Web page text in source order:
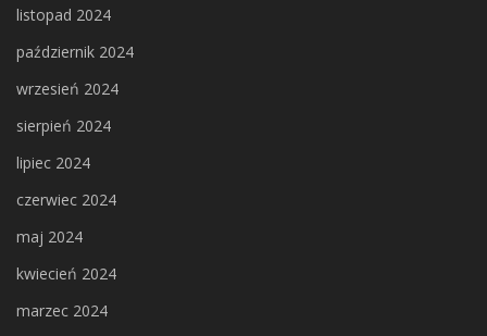
listopad 2024
październik 2024
wrzesień 2024
sierpień 2024
lipiec 2024
czerwiec 2024
maj 2024
kwiecień 2024
marzec 2024